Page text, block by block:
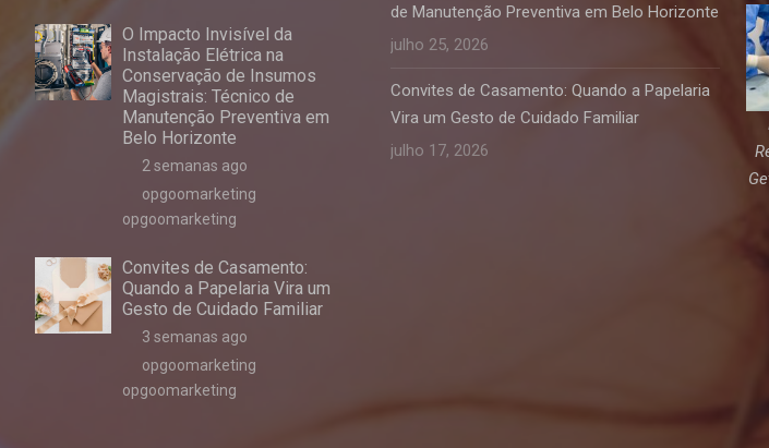
O Impacto Invisível da
Instalação Elétrica na
Conservação de Insumos
Magistrais: Técnico de
Manutenção Preventiva em
Belo Horizonte
2 semanas ago
opgoomarketing
opgoomarketing
Convites de Casamento:
Quando a Papelaria Vira um
Gesto de Cuidado Familiar
3 semanas ago
opgoomarketing
opgoomarketing
de Manutenção Preventiva em Belo Horizonte
julho 25, 2026
Convites de Casamento: Quando a Papelaria
Vira um Gesto de Cuidado Familiar
julho 17, 2026